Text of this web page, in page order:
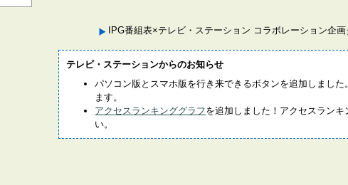
IPG番組表×テレビ・ステーション コラボレーション企
テレビ・ステーションからのお知らせ
パソコン版とスマホ版を行き来できるボタンを追加しまし
ます。
アクセスランキンググラフを追加しました！アクセスラン
い。